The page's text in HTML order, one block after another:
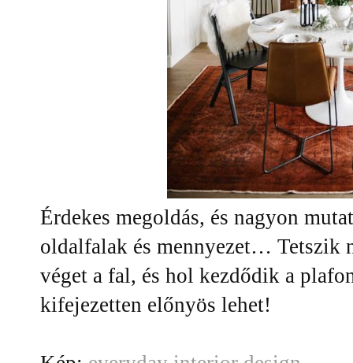
Érdekes megoldás, és nagyon
oldalfalak és mennyezet… Tetszik
véget a fal, és hol kezdődik a
kifejezetten előnyös lehet!